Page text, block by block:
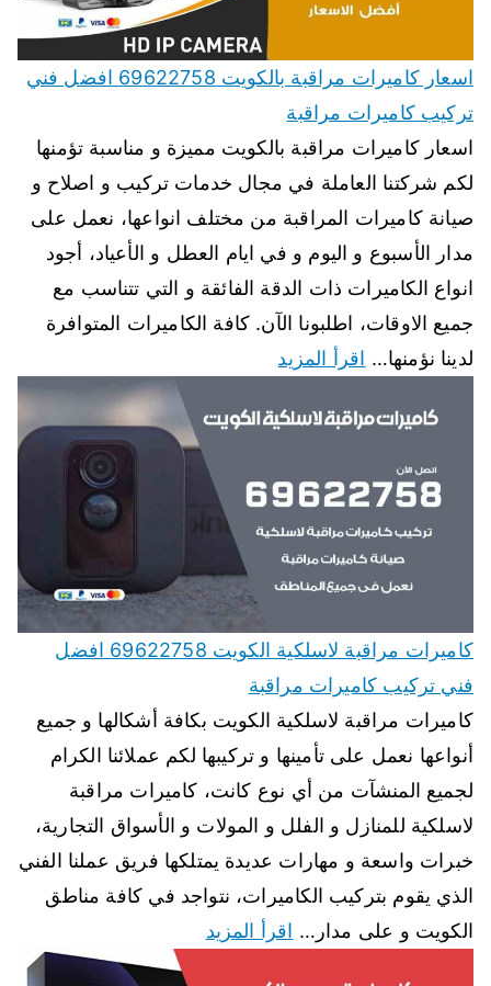
اسعار كاميرات مراقبة بالكويت 69622758 افضل فني
تركيب كاميرات مراقبة
اسعار كاميرات مراقبة بالكويت مميزة و مناسبة تؤمنها
لكم شركتنا العاملة في مجال خدمات تركيب و اصلاح و
صيانة كاميرات المراقبة من مختلف انواعها، نعمل على
مدار الأسبوع و اليوم و في ايام العطل و الأعياد، أجود
انواع الكاميرات ذات الدقة الفائقة و التي تتناسب مع
جميع الاوقات، اطلبونا الآن. كافة الكاميرات المتوافرة
لدينا نؤمنها… اقرأ المزيد
كاميرات مراقبة لاسلكية الكويت 69622758 افضل
فني تركيب كاميرات مراقبة
كاميرات مراقبة لاسلكية الكويت بكافة أشكالها و جميع
أنواعها نعمل على تأمينها و تركيبها لكم عملائنا الكرام
لجميع المنشآت من أي نوع كانت، كاميرات مراقبة
لاسلكية للمنازل و الفلل و المولات و الأسواق التجارية،
خبرات واسعة و مهارات عديدة يمتلكها فريق عملنا الفني
الذي يقوم بتركيب الكاميرات، نتواجد في كافة مناطق
الكويت و على مدار… اقرأ المزيد